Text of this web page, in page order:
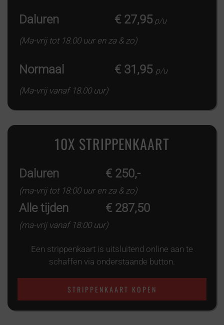
Daluren € 27,95 p/u
(Ma-vrij tot 18.00 uur en za & zo)
Normaal € 31,95 p/u
(Ma-vrij vanaf 18.00 uur)
10X STRIPPENKAART
Daluren € 250,-
(ma-vrij tot 18:00 uur en za & zo)
Alle tijden € 287,50
(ma-vrij vanaf 18:00 uur)
Een strippenkaart is uitsluitend online aan te
schaffen via onderstaande button.
STRIPPENKAART KOPEN